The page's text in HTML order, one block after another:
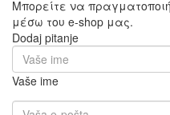
Μπορείτε να
μέσω του e-shop μας.
Dodaj pitanje
Vaše ime